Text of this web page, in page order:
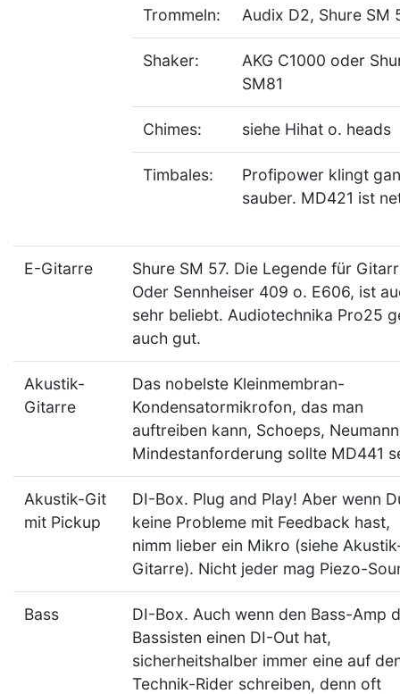
Trommeln: Audix D2, Shure SM
Shaker:
AKG C1000 oder
SM81
Chimes: siehe Hihat o. heads
Timbales:
Profipower klingt
sauber. MD421 ist
E-Gitarre
Shure SM 57. Die Legende für
Oder Sennheiser 409 o. E606, ist
sehr beliebt. Audiotechnika Pro25
auch gut.
Akustik-
Gitarre
Das nobelste Kleinmembran-
Kondensatormikrofon, das man
auftreiben kann, Schoeps,
Mindestanforderung sollte MD441
Akustik-Git
mit Pickup
DI-Box. Plug and Play! Aber wenn
keine Probleme mit Feedback hast,
nimm lieber ein Mikro (siehe
Gitarre). Nicht jeder mag Piezo-
Bass
DI-Box. Auch wenn den Bass-Amp
Bassisten einen DI-Out hat,
sicherheitshalber immer eine auf
Technik-Rider schreiben, denn oft